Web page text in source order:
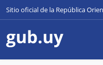
Sitio oficial de la República